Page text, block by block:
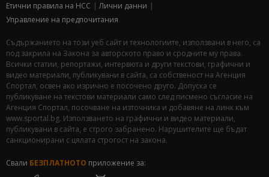
Етични правила на НСС
Лични данни
Управление на предпочитания
Съдържанието на този уеб сайт и технологиите, използвани в него, са
под закрила на Закона за авторското право и сродните му права.
Всички статии, репортажи, интервюта и други текстови, графични и
видео материали, публикувани в сайта, са собственост на Агенция
Спортал, освен ако изрично е посочено друго. Допуска се
публикуване на текстови материали само след писмено съгласие на
Агенция Спортал, посочване на източника и добавяне на линк към
www.sportal.bg. Използването на графични и видео материали,
публикувани в сайта, е строго забранено. Нарушителите ще бъдат
санкционирани с цялата строгост на закона.
Свали БЕЗПЛАТНОТО приложение за: